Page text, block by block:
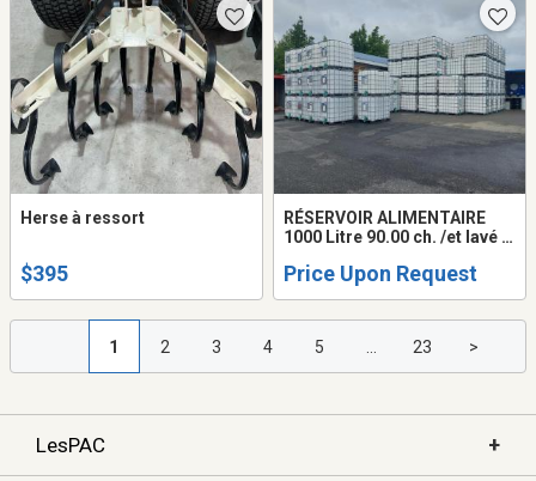
Herse à ressort
$395
RÉSERVOIR ALIMENTAIRE
1000 Litre 90.00 ch. /et lavé a
CH. chalet camps toutes
comme neuves GLUCOSE ,
Price Upon Request
1 2 3 4 5 23 >
LesPAC +